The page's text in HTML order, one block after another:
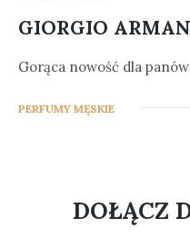
GIORGIO
Gorąca nowość dla
PERFUMY MĘSKIE
DOŁĄCZ